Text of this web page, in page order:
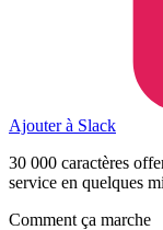
Ajouter à Slack
30 000 caractères
service en quelques
Comment ça marche